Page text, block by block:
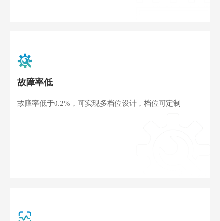
故障率低
故障率低于0.2%，可实现多档位设计，档位可定制